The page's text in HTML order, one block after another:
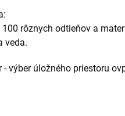
100 rôznych odtieňov a
veda.
- výber úložného priestoru